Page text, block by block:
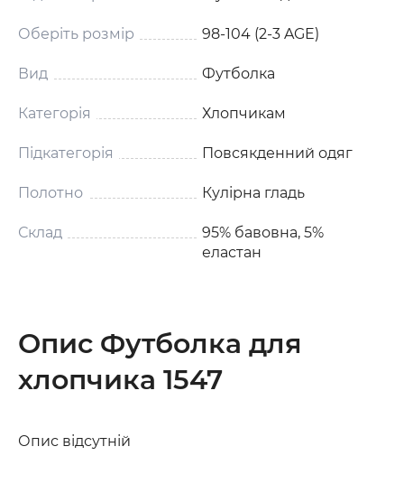
Оберіть розмір 98-104 (2-3 AGE)
Вид Футболка
Категорія Хлопчикам
Підкатегорія Повсякденний одяг
Полотно Кулірна гладь
Склад
95% бавовна, 5%
еластан
Опис Футболка для
хлопчика 1547
Опис відсутній